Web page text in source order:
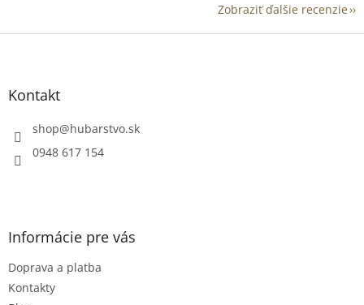
Zobraziť ďalšie recenzie
Z
Kontakt
shop@hubarstvo.sk
0948 617 154
Informácie pre vás
Doprava a platba
Kontakty